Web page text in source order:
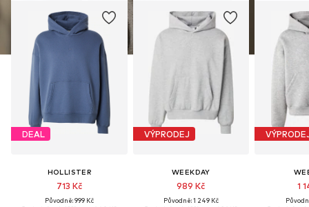
DEAL
HOLLISTER
713 Kč
Původně: 999 Kč
VÝPRODEJ
WEEKDAY
989 Kč
Původně: 1 249 Kč
1